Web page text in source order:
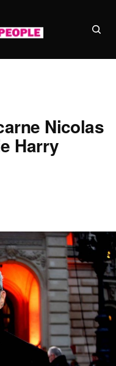
Nicolas
Harry